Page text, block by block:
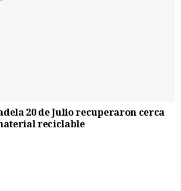
20 de Julio recuperaron cerca
reciclable